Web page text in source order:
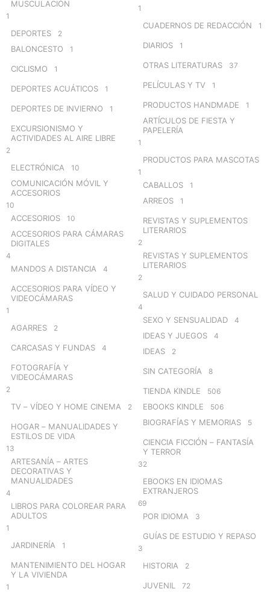
MUSCULACIÓN
1
DEPORTES 2
BALONCESTO 1
CICLISMO 1
DEPORTES ACUÁTICOS 1
DEPORTES DE INVIERNO 1
EXCURSIONISMO Y
ACTIVIDADES AL AIRE LIBRE
2
ELECTRÓNICA 10
COMUNICACIÓN MÓVIL Y
ACCESORIOS
10
ACCESORIOS 10
ACCESORIOS PARA CÁMARAS
DIGITALES
4
MANDOS A DISTANCIA 4
ACCESORIOS PARA VÍDEO Y
VIDEOCÁMARAS
1
AGARRES 2
CARCASAS Y FUNDAS 4
FOTOGRAFÍA Y
VIDEOCÁMARAS
2
TV – VÍDEO Y HOME CINEMA 2
HOGAR – MANUALIDADES Y
ESTILOS DE VIDA
13
ARTESANÍA – ARTES
DECORATIVAS Y
MANUALIDADES
4
LIBROS PARA COLOREAR PARA
ADULTOS
1
JARDINERÍA 1
MANTENIMIENTO DEL HOGAR
Y LA VIVIENDA
1
1
CUADERNOS DE REDACCIÓN 1
DIARIOS 1
OTRAS LITERATURAS 37
PELÍCULAS Y TV 1
PRODUCTOS HANDMADE 1
ARTÍCULOS DE FIESTA Y
PAPELERÍA
1
PRODUCTOS PARA MASCOTAS
1
CABALLOS 1
ARREOS 1
REVISTAS Y SUPLEMENTOS
LITERARIOS
2
REVISTAS Y SUPLEMENTOS
LITERARIOS
2
SALUD Y CUIDADO PERSONAL
4
SEXO Y SENSUALIDAD 4
IDEAS Y JUEGOS 4
IDEAS 2
SIN CATEGORÍA 8
TIENDA KINDLE 506
EBOOKS KINDLE 506
BIOGRAFÍAS Y MEMORIAS 5
CIENCIA FICCIÓN – FANTASÍA
Y TERROR
32
EBOOKS EN IDIOMAS
EXTRANJEROS
69
POR IDIOMA 3
GUÍAS DE ESTUDIO Y REPASO
3
HISTORIA 2
JUVENIL 72